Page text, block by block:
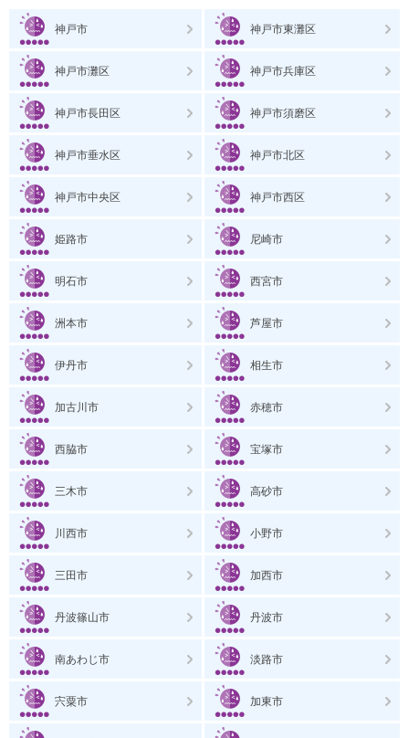
神戸市 神戸市東灘区
神戸市灘区 神戸市兵庫区
神戸市長田区 神戸市須磨区
神戸市垂水区 神戸市北区
神戸市中央区 神戸市西区
姫路市 尼崎市
明石市 西宮市
洲本市 芦屋市
伊丹市 相生市
加古川市 赤穂市
西脇市 宝塚市
三木市 高砂市
川西市 小野市
三田市 加西市
丹波篠山市 丹波市
南あわじ市 淡路市
宍粟市 加東市